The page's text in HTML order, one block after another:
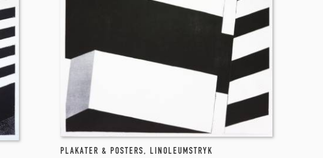
PLAKATER & POSTERS, LINOLEUMSTRYK